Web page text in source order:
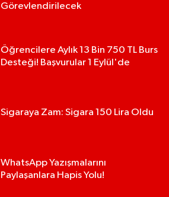
Görevlendirilecek
Öğrencilere Aylık 13 Bin 750 TL Burs
Desteği! Başvurular 1 Eylül'de
Sigaraya Zam: Sigara 150 Lira Oldu
WhatsApp Yazışmalarını
Paylaşanlara Hapis Yolu!